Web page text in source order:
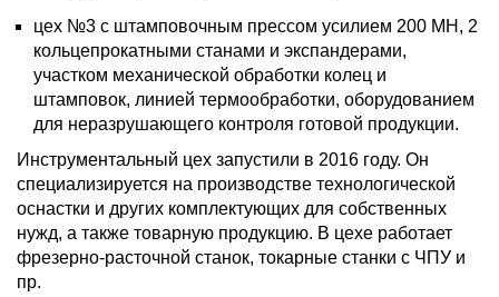
цех №3 с штамповочным прессом усилием 200 МН, 2
кольцепрокатными станами и экспандерами,
участком механической обработки колец и
штамповок, линией термообработки, оборудованием
для неразрушающего контроля готовой продукции.
Инструментальный цех запустили в 2016 году. Он
специализируется на производстве технологической
оснастки и других комплектующих для собственных
нужд, а также товарную продукцию. В цехе работает
фрезерно-расточной станок, токарные станки с ЧПУ и
пр.